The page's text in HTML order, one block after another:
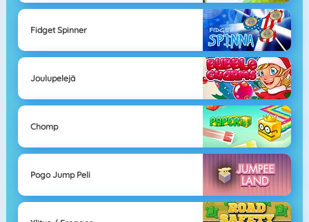
Fidget Spinner
Joulupelejä
Chomp
Pogo Jump Peli